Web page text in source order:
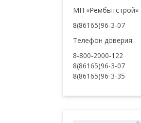
МП
8(86165)96-3-07
Телефон доверия:
8-800-2000-122
8(86165)96-3-07
8(86165)96-3-35